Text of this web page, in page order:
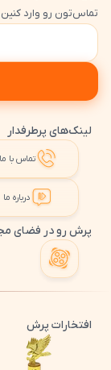
تماس‌تون رو وارد کنین
لینک‌های پرطرفدار
تماس با ما
درباره ما
پرش رو در فضای
افتخارات پرش